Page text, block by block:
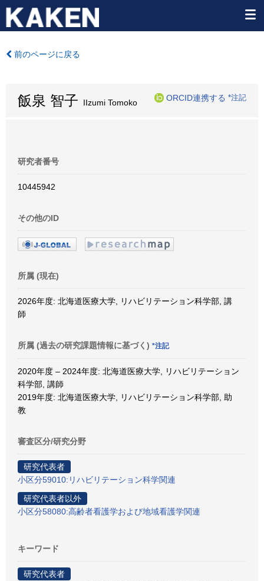
前のページに戻る
飯泉 智子 IIzumi Tomoko
ORCID連携する *注記
研究者番号
10445942
その他のID
所属 (現在)
2026年度: 北海道医療大学, リハビリテーション科学部, 講
師
所属 (過去の研究課題情報に基づく) *注記
2020年度 – 2024年度: 北海道医療大学, リハビリテーション
科学部, 講師
2019年度: 北海道医療大学, リハビリテーション科学部, 助
教
審査区分/研究分野
研究代表者
小区分59010:リハビリテーション科学関連
研究代表者以外
小区分58080:高齢者看護学および地域看護学関連
キーワード
研究代表者